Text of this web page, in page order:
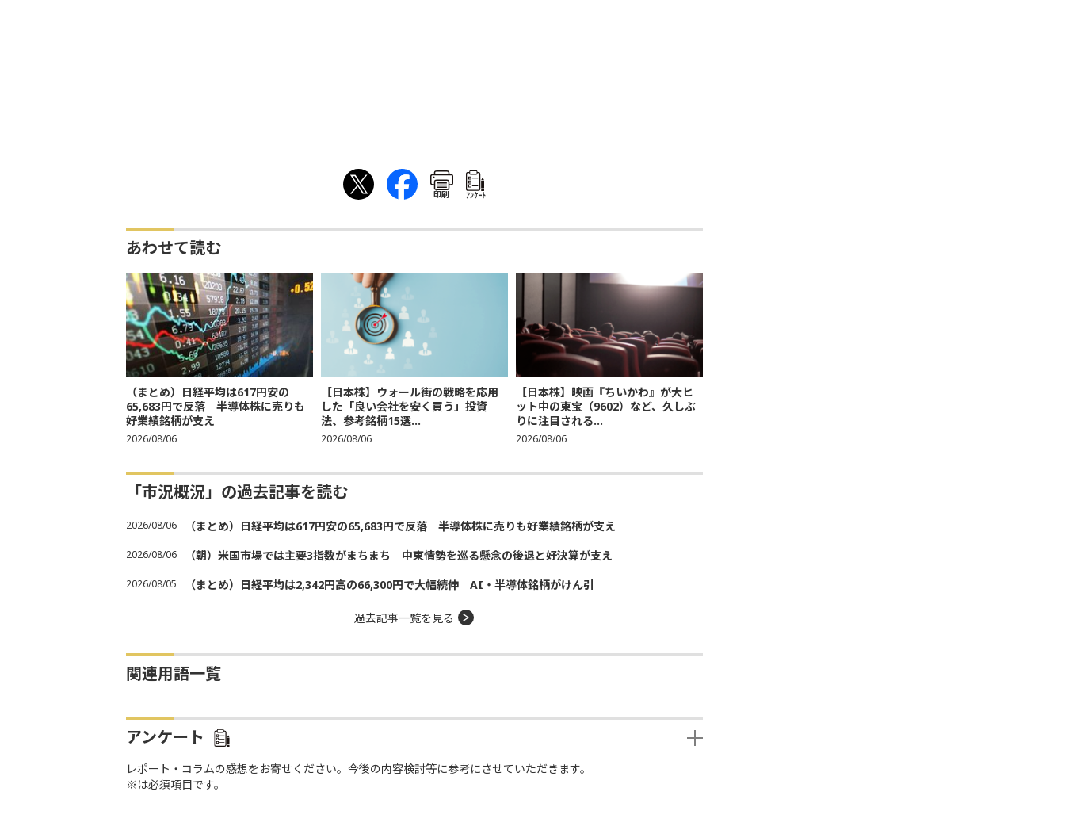
印刷 ｱﾝｹｰﾄ
あわせて読む
（まとめ）日経平均は617円安の
65,683円で反落 半導体株に売りも
好業績銘柄が支え
2026/08/06
【日本株】ウォール街の戦略を応用
した「良い会社を安く買う」投資
法、参考銘柄15選...
2026/08/06
【日本株】映画『ちいかわ』が大ヒ
ット中の東宝（9602）など、久しぶ
りに注目される...
2026/08/06
「市況概況」の過去記事を読む
2026/08/06 （まとめ）日経平均は617円安の65,683円で反落 半導体株に売りも好業績銘柄が支え
2026/08/06 （朝）米国市場では主要3指数がまちまち 中東情勢を巡る懸念の後退と好決算が支え
2026/08/05 （まとめ）日経平均は2,342円高の66,300円で大幅続伸 AI・半導体銘柄がけん引
過去記事一覧を見る
関連用語一覧
アンケート
レポート・コラムの感想をお寄せください。今後の内容検討等に参考にさせていただきます。
※は必須項目です。